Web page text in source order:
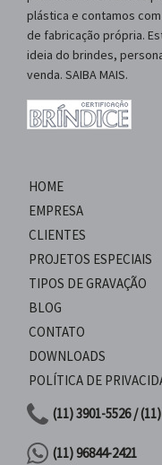
plástica e contamos
de fabricação própria.
ideia do brindes,
venda. SAIBA MAIS.
HOME
EMPRESA
CLIENTES
PROJETOS ESPECIAIS
TIPOS DE GRAVAÇÃO
BLOG
CONTATO
DOWNLOADS
POLÍTICA DE
(11) 3901-5526 /
(11) 96844-2421